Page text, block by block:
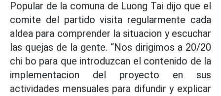
Popular de la comuna de Luong Tai dijo que el
comite del partido visita regularmente cada
aldea para comprender la situacion y escuchar
las quejas de la gente. “Nos dirigimos a 20/20
chi bo para que introduzcan el contenido de la
implementacion del proyecto en sus
actividades mensuales para difundir y explicar